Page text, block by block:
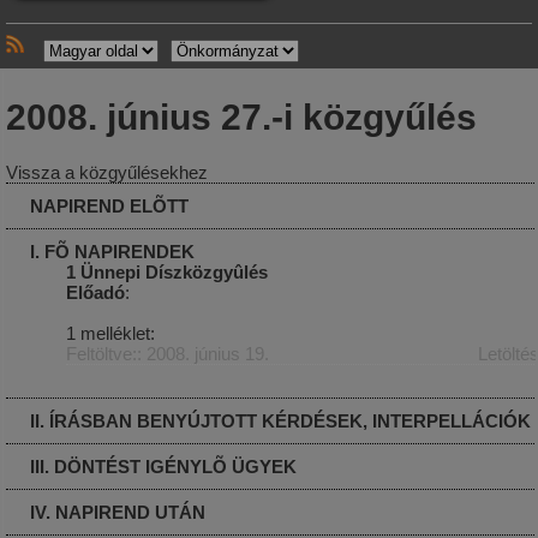
2008. június 27.-i közgyűlés
Vissza a közgyűlésekhez
NAPIREND ELÕTT
I. FÕ NAPIRENDEK
1 Ünnepi Díszközgyûlés
Előadó:
1 melléklet:
Feltöltve:: 2008. június 19.
Letöltés
II. ÍRÁSBAN BENYÚJTOTT KÉRDÉSEK, INTERPELLÁCIÓK
III. DÖNTÉST IGÉNYLÕ ÜGYEK
IV. NAPIREND UTÁN